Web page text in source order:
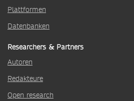
Plattformen
Datenbanken
Researchers & Partners
Autoren
Redakteure
Open research